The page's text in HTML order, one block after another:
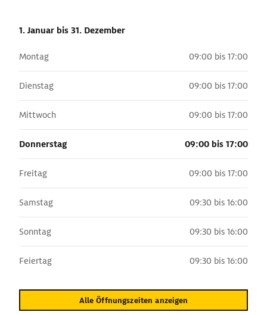
1. Januar bis 31. Dezember
Montag 09:00 bis 17:00
Dienstag 09:00 bis 17:00
Mittwoch 09:00 bis 17:00
Donnerstag 09:00 bis 17:00
Freitag 09:00 bis 17:00
Samstag 09:30 bis 16:00
Sonntag 09:30 bis 16:00
Feiertag 09:30 bis 16:00
Alle Öffnungszeiten anzeigen